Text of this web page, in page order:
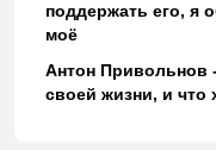
поддержать его, я
моё
Антон Привольнов
своей жизни, и что